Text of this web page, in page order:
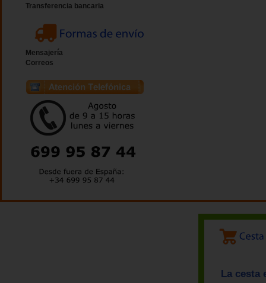
Transferencia bancaria
Mensajería
Correos
La cesta